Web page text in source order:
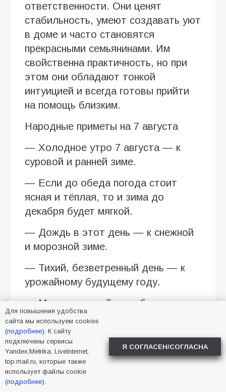
ответственности. Они ценят
стабильность, умеют создавать уют
в доме и часто становятся
прекрасными семьянинами. Им
свойственна практичность, но при
этом они обладают тонкой
интуицией и всегда готовы прийти
на помощь близким.
Народные приметы на 7 августа
— Холодное утро 7 августа — к
суровой и ранней зиме.
— Если до обеда погода стоит
ясная и тёплая, то и зима до
декабря будет мягкой.
— Дождь в этот день — к снежной
и морозной зиме.
— Тихий, безветренный день — к
урожайному будущему году.
— Много желудей на дубу к
Анниному дню — к лютой зиме.
— Если ласточки летают высоко —
к тёплой и сухой погоде, а если
низко — к дождю.
— Пауки активно плетут паутину —
Для повышения удобства
сайта мы используем cookies
(подробнее). К сайту
подключены сервисы
Yandex.Metrika, LiveInternet,
top.mail.ru, которые также
использует файлы cookie
(подробнее).
Я СОГЛАСЕН/СОГЛАСНА